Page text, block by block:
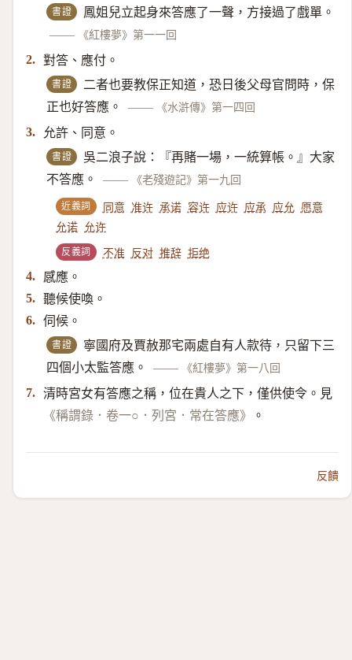
書證
鳳姐兒立起身來答應了一聲，方接過了戲單。
——
《紅樓夢》第一一回
2. 對答、應付。
書證
二者也要教保正知道，恐日後父母官問時，保
正也好答應。
—— 《水滸傳》第一四回
3. 允許、同意。
書證
吳二浪子說：『再賭一場，一統算帳。』大家
不答應。
—— 《老殘遊記》第一九回
近義詞 同意 准许 承诺 容许 应许 应承 应允 愿意
允诺 允许
反義詞 不准 反对 推辞 拒绝
4. 感應。
5. 聽候使喚。
6. 伺候。
書證
寧國府及賈赦那宅兩處自有人款待，只留下三
四個小太監答應。
—— 《紅樓夢》第一八回
7. 清時宮女有答應之稱，位在貴人之下，僅供使令。見
《稱謂錄．卷一○．列宮．常在答應》 。
反饋